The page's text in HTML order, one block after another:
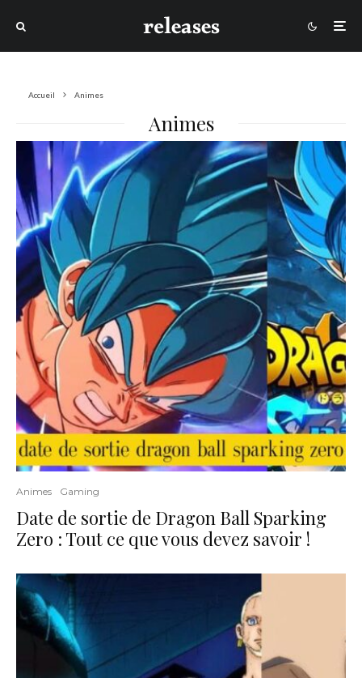
Accueil Animes
Animes
Animes Gaming
Date de sortie de Dragon Ball Sparking
Zero : Tout ce que vous devez savoir !